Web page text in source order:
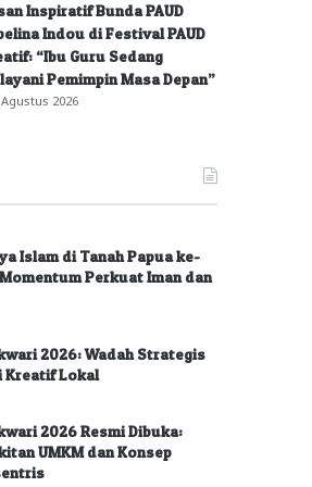
Inspiratif Bunda PAUD
Indou di Festival PAUD
“Ibu Guru Sedang
Pemimpin Masa Depan”
2026
Islam di Tanah Papua ke-
Perkuat Iman dan
2026: Wadah Strategis
Kreatif Lokal
2026 Resmi Dibuka:
UMKM dan Konsep